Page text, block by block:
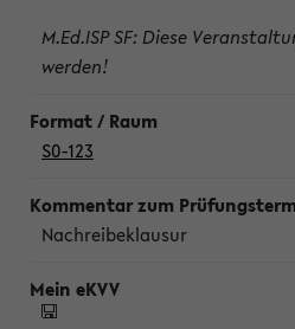
M.Ed.ISP SF: Diese
werden!
S0-123
Nachreibeklausur